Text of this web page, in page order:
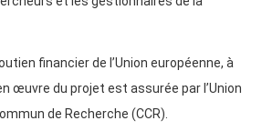
financier de l’Union européenne, à
œuvre du projet est assurée par l’Union
de Recherche (CCR).